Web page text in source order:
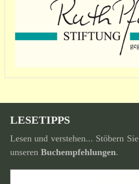
LESETIPPS
Lesen und verstehen... Stöbern
unseren Buchempfehlungen.